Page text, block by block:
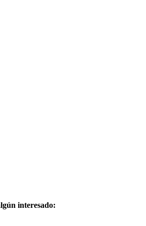
interesado: